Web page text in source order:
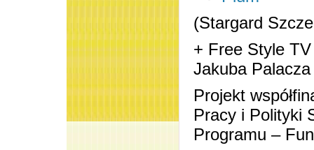
(Stargard
+ Free Style
Jakuba Palacza
Projekt
Pracy i Polityki
Programu –